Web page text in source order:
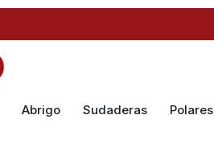
Abrigo Sudaderas Polares